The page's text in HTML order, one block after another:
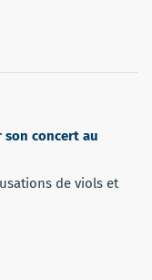
son concert au
de viols et